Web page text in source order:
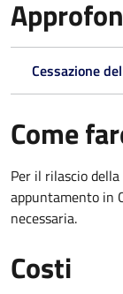
Cessazione
Come
Per il rilascio
appuntamento in
necessaria.
Costi